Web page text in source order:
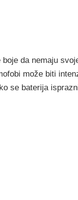
da nemaju
može biti
se baterija